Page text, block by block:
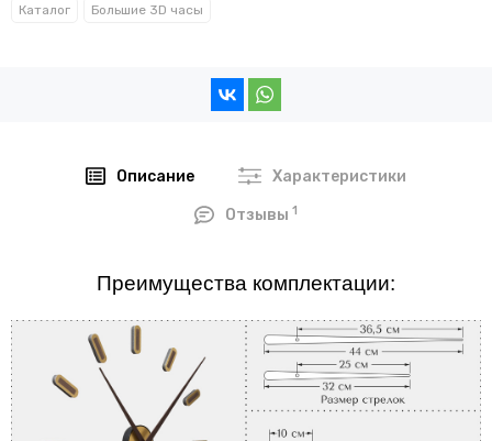
Каталог Большие 3D часы
Описание Характеристики
Отзывы 1
Преимущества комплектации: